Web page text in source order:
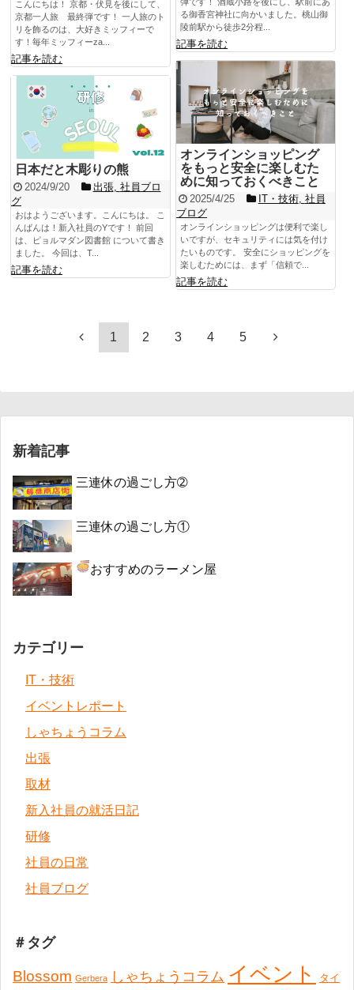
る御香宮神社に向かいました。桃山御
陵前駅から徒歩2分程...
記事を読む
こんにちは！ 京都・伏見を後にして、
京都一人旅 最終弾です！ 一人旅のト
リを飾るのは、大好きミッフィーで
す！毎年ミッフィーza...
記事を読む
オンラインショッピング
をもっと安全に楽しむた
めに知っておくべきこと
2025/4/25 IT・技術, 社員
ブログ
オンラインショッピングは便利で楽し
いですが、セキュリティには気を付け
たいものです。 安全にショッピングを
楽しむためには、まず「信頼で...
記事を読む
日本だと木彫りの熊
2024/9/20 出張, 社員ブロ
グ
おはようございます。こんにちは。 こ
んばんは！新入社員のYです！ 前回
は、ピョルマダン図書館 について書き
ました。 今回は、T...
記事を読む
1 2 3 4 5
新着記事
三連休の過ごし方➁
三連休の過ごし方①
おすすめのラーメン屋
カテゴリー
IT・技術
イベントレポート
しゃちょうコラム
出張
取材
新入社員の就活日記
研修
社員の日常
社員ブログ
＃タグ
Blossom Gerbera しゃちょうコラム イベント タイ